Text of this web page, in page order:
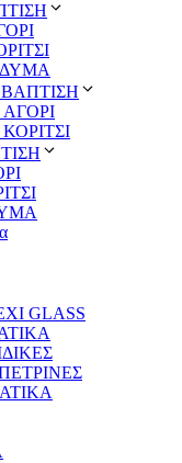
ΒΑΠΤΙΣΗ
ΑΓΟΡΙ
ΚΟΡΙΤΣΙ
GLASS